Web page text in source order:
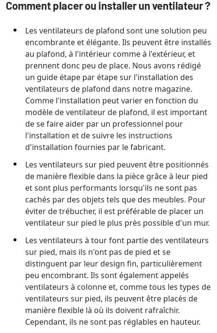
Comment placer ou installer un ventilateur ?
Les ventilateurs de plafond sont une solution peu
encombrante et élégante. Ils peuvent être installés
au plafond, à l'intérieur comme à l'extérieur, et
prennent donc peu de place. Nous avons rédigé
un guide étape par étape sur l'installation des
ventilateurs de plafond dans notre magazine.
Comme l'installation peut varier en fonction du
modèle de ventilateur de plafond, il est important
de se faire aider par un professionnel pour
l'installation et de suivre les instructions
d'installation fournies par le fabricant.
Les ventilateurs sur pied peuvent être positionnés
de manière flexible dans la pièce grâce à leur pied
et sont plus performants lorsqu'ils ne sont pas
cachés par des objets tels que des meubles. Pour
éviter de trébucher, il est préférable de placer un
ventilateur sur pied le plus près possible d'un mur.
Les ventilateurs à tour font partie des ventilateurs
sur pied, mais ils n'ont pas de pied et se
distinguent par leur design fin, particulièrement
peu encombrant. Ils sont également appelés
ventilateurs à colonne et, comme tous les types de
ventilateurs sur pied, ils peuvent être placés de
manière flexible là où ils doivent rafraîchir.
Cependant, ils ne sont pas réglables en hauteur.